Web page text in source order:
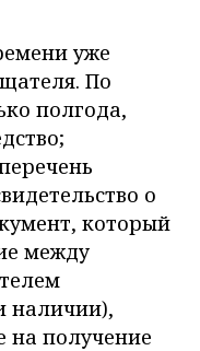
уже
По
полгода,
о
который
между
наличии),
на получение